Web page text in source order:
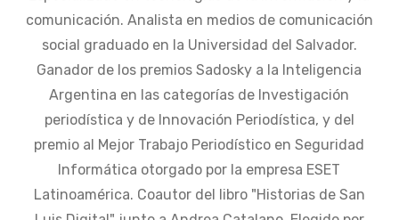
comunicación. Analista en medios de comunicación
social graduado en la Universidad del Salvador.
Ganador de los premios Sadosky a la Inteligencia
Argentina en las categorías de Investigación
periodística y de Innovación Periodística, y del
premio al Mejor Trabajo Periodístico en Seguridad
Informática otorgado por la empresa ESET
Latinoamérica. Coautor del libro "Historias de San